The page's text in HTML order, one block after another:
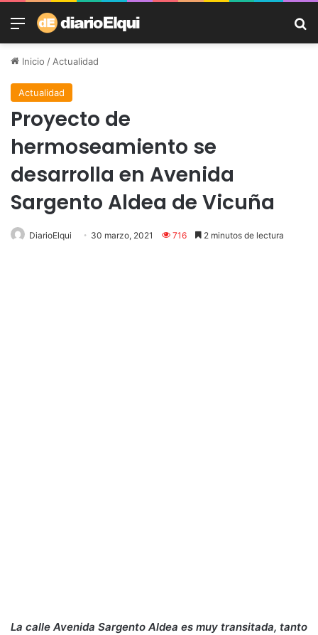
Menú
Inicio /Actualidad
Actualidad
Proyecto de
hermoseamiento se
desarrolla en Avenida
Sargento Aldea de Vicuña
DiarioElqui 30 marzo, 2021 716 2 minutos de lectura
La calle Avenida Sargento Aldea es muy transitada, tanto